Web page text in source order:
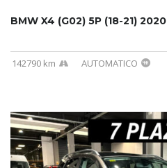
BMW X4 (G02) 5P (18-21) 2020
142790 km AUTOMATICO